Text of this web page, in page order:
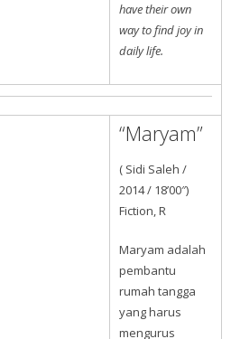
have their own
way to find joy in
daily life.
“Maryam”
( Sidi Saleh /
2014 / 18’00″)
Fiction, R
Maryam adalah
pembantu
rumah tangga
yang harus
mengurus